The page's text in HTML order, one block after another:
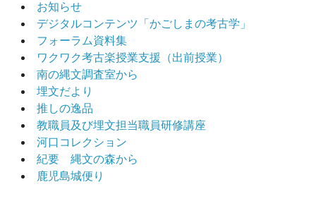
お知らせ
デジタルコンテンツ「かごしまの考古学」
フォーラム資料集
ワクワク考古楽授業支援（出前授業）
南の縄文調査室から
埋文だより
推しの逸品
教職員及び埋文担当職員研修講座
河口コレクション
紀要 縄文の森から
鹿児島城便り